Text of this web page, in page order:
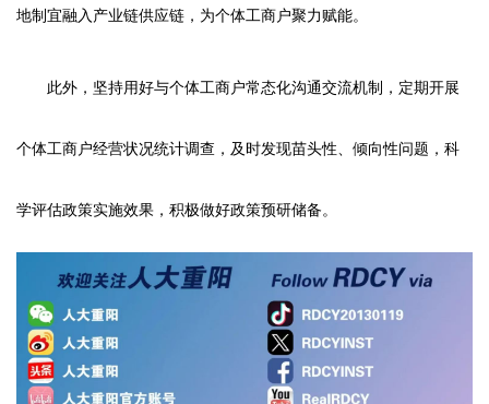
地制宜融入产业链供应链，为个体工商户聚力赋能。
此外，坚持用好与个体工商户常态化沟通交流机制，定期开展
个体工商户经营状况统计调查，及时发现苗头性、倾向性问题，科
学评估政策实施效果，积极做好政策预研储备。